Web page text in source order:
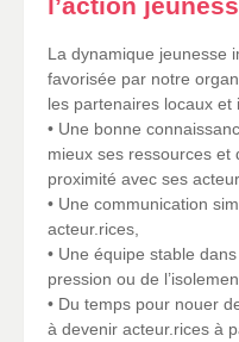
l’action
La dynamique jeunesse
favorisée par notre
les partenaires locaux et
• Une bonne
mieux ses ressources et
proximité avec ses
• Une communication
acteur.rices,
• Une équipe stable
pression ou de
• Du temps pour nouer
à devenir acteur.rices à